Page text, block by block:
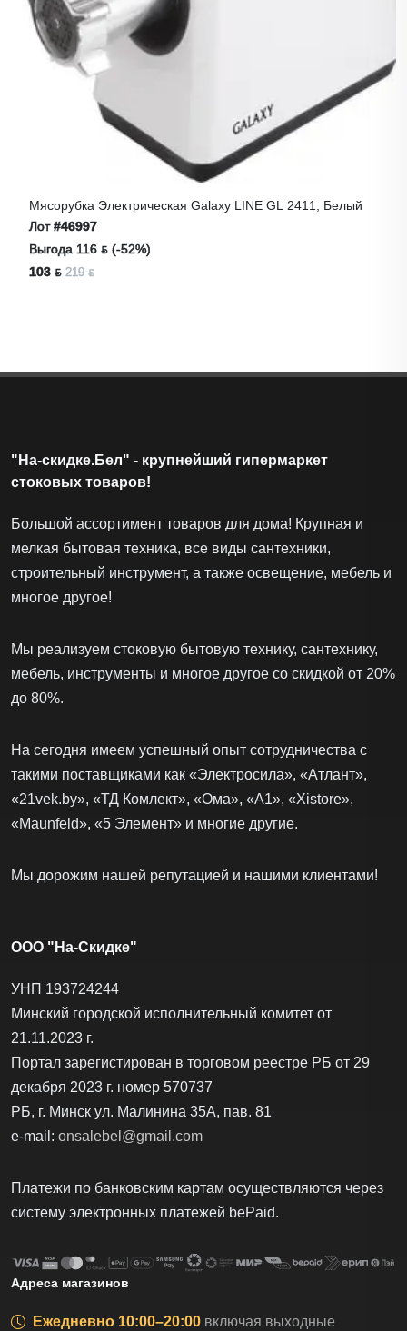
Мясорубка Электрическая Galaxy LINE GL 2411, Белый
Лот#46997
Выгода 116 ƃ (-52%)
103 ƃ 219 ƃ
"На-скидке.Бел" - крупнейший гипермаркет
стоковых товаров!
Большой ассортимент товаров для дома! Крупная и
мелкая бытовая техника, все виды сантехники,
строительный инструмент, а также освещение, мебель и
многое другое!
Мы реализуем стоковую бытовую технику, сантехнику,
мебель, инструменты и многое другое со скидкой от 20%
до 80%.
На сегодня имеем успешный опыт сотрудничества с
такими поставщиками как «Электросила», «Атлант»,
«21vek.by», «ТД Комлект», «Ома», «А1», «Xistore»,
«Maunfeld», «5 Элемент» и многие другие.
Мы дорожим нашей репутацией и нашими клиентами!
ООО "На-Скидке"
УНП 193724244
Минский городской исполнительный комитет от
21.11.2023 г.
Портал зарегистирован в торговом реестре РБ от 29
декабря 2023 г. номер 570737
РБ, г. Минск ул. Малинина 35А, пав. 81
e-mail: onsalebel@gmail.com
Платежи по банковским картам осуществляются через
систему электронных платежей bеPаid.
Адреса магазинов
Ежедневно 10:00–20:00 включая выходные